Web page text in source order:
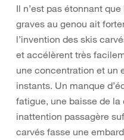
Il n’est pas étonnant
graves au genou ait
l’invention des skis
et accélèrent très
une concentration et un
instants. Un manque
fatigue, une baisse de
inattention passagère
carvés fasse une